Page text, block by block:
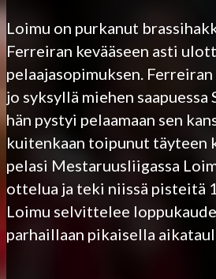
Loimu on purkanut
Ferreiran kevääseen asti
pelaajasopimuksen.
jo syksyllä miehen saapuessa
hän pystyi pelaamaan sen
kuitenkaan toipunut täyteen
pelasi Mestaruusliigassa
ottelua ja teki niissä pisteitä
Loimu selvittelee
parhaillaan pikaisella